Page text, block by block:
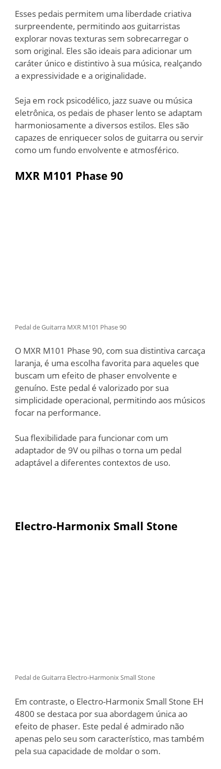
Esses pedais permitem uma liberdade criativa
surpreendente, permitindo aos guitarristas
explorar novas texturas sem sobrecarregar o
som original. Eles são ideais para adicionar um
caráter único e distintivo à sua música, realçando
a expressividade e a originalidade.
Seja em rock psicodélico, jazz suave ou música
eletrônica, os pedais de phaser lento se adaptam
harmoniosamente a diversos estilos. Eles são
capazes de enriquecer solos de guitarra ou servir
como um fundo envolvente e atmosférico.
MXR M101 Phase 90
Pedal de Guitarra MXR M101 Phase 90
O MXR M101 Phase 90, com sua distintiva carcaça
laranja, é uma escolha favorita para aqueles que
buscam um efeito de phaser envolvente e
genuíno. Este pedal é valorizado por sua
simplicidade operacional, permitindo aos músicos
focar na performance.
Sua flexibilidade para funcionar com um
adaptador de 9V ou pilhas o torna um pedal
adaptável a diferentes contextos de uso.
Electro-Harmonix Small Stone
Pedal de Guitarra Electro-Harmonix Small Stone
Em contraste, o Electro-Harmonix Small Stone EH
4800 se destaca por sua abordagem única ao
efeito de phaser. Este pedal é admirado não
apenas pelo seu som característico, mas também
pela sua capacidade de moldar o som.